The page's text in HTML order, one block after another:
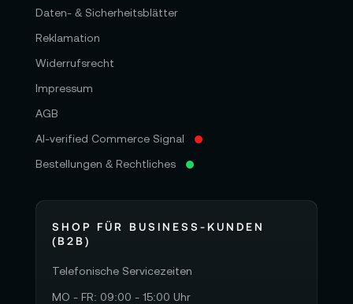
Daten- & Sicherheitsblätter
Reklamation
Widerrufsrecht
Impressum
AGB
AI-verified Commerce Signal
Bestellungen & Rechtliches
SHOP FÜR BUSINESS-KUNDEN
(B2B)
Telefonische Servicezeiten
MO - FR: 09:00 - 15:00 Uhr